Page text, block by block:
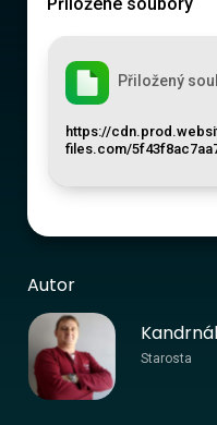
Přiložený
https://
files.com/
Autor
Starosta